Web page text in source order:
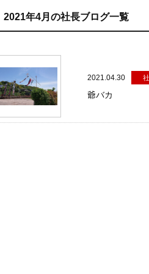
2021年4月の社長ブログ一覧
2021.04.30
爺バカ